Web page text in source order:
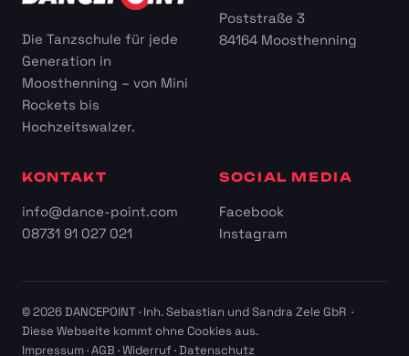
Die Tanzschule für jede
Generation in
Moosthenning – von Mini
Rockets bis
Hochzeitswalzer.
Poststraße 3
84164 Moosthenning
KONTAKT
info@dance-point.com
08731 91 027 021
SOCIAL MEDIA
Facebook
Instagram
© 2026 DANCEPOINT · Inh. Sebastian und Sandra Zele GbR ·
Diese Webseite kommt ohne Cookies aus.
Impressum·AGB ·Widerruf·Datenschutz